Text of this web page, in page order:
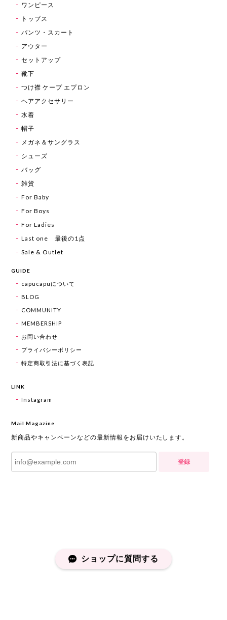
ワンピース
トップス
パンツ・スカート
アウター
セットアップ
靴下
つけ襟 ケープ エプロン
ヘアアクセサリー
水着
帽子
メガネ＆サングラス
シューズ
バッグ
雑貨
For Baby
For Boys
For Ladies
Last one 最後の1点
Sale & Outlet
GUIDE
capucapuについて
BLOG
COMMUNITY
MEMBERSHIP
お問い合わせ
プライバシーポリシー
特定商取引法に基づく表記
LINK
Instagram
Mail Magazine
新商品やキャンペーンなどの最新情報をお届けいたします。
登録
ショップに質問する